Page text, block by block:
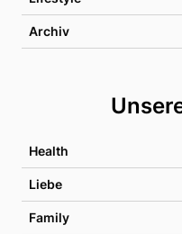
Archiv
Health
Liebe
Family